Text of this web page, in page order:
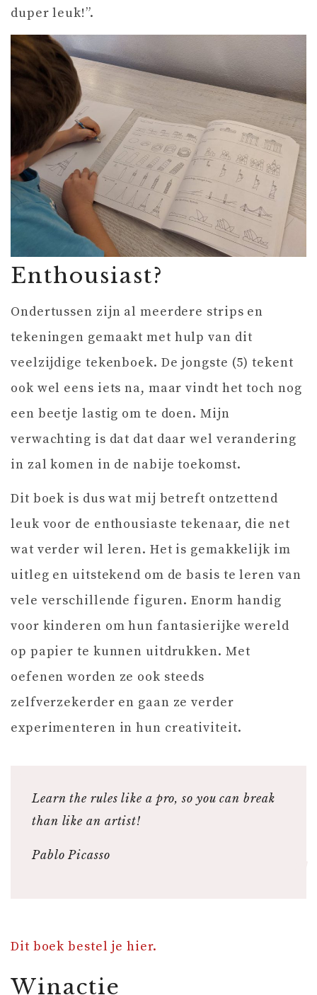
duper leuk!”.
Enthousiast?
Ondertussen zijn al meerdere strips en
tekeningen gemaakt met hulp van dit
veelzijdige tekenboek. De jongste (5) tekent
ook wel eens iets na, maar vindt het toch nog
een beetje lastig om te doen. Mijn
verwachting is dat dat daar wel verandering
in zal komen in de nabije toekomst.
Dit boek is dus wat mij betreft ontzettend
leuk voor de enthousiaste tekenaar, die net
wat verder wil leren. Het is gemakkelijk im
uitleg en uitstekend om de basis te leren van
vele verschillende figuren. Enorm handig
voor kinderen om hun fantasierijke wereld
op papier te kunnen uitdrukken. Met
oefenen worden ze ook steeds
zelfverzekerder en gaan ze verder
experimenteren in hun creativiteit.
Learn the rules like a pro, so you can break
than like an artist!
Pablo Picasso
Dit boek bestel je hier.
Winactie